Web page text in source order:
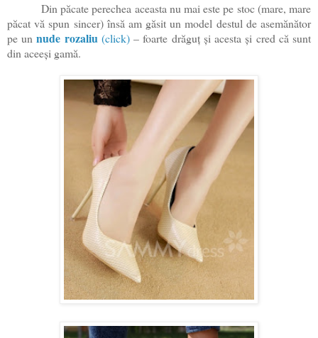
Din păcate perechea aceasta nu mai este pe stoc (mare, mare
păcat vă spun sincer) însă am găsit un model destul de asemănător
pe unnude rozaliu (click)– foarte drăguț și acesta și cred că sunt
din aceeși gamă.